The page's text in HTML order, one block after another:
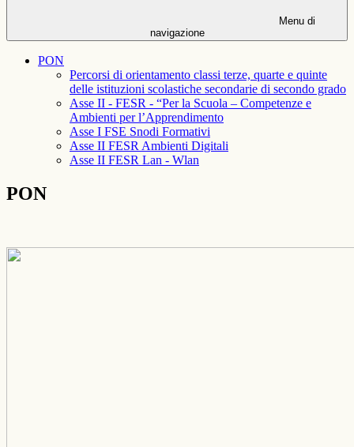
Menu di
navigazione
PON
Percorsi di orientamento classi terze, quarte e quinte
delle istituzioni scolastiche secondarie di secondo grado
Asse II - FESR - “Per la Scuola – Competenze e
Ambienti per l’Apprendimento
Asse I FSE Snodi Formativi
Asse II FESR Ambienti Digitali
Asse II FESR Lan - Wlan
PON